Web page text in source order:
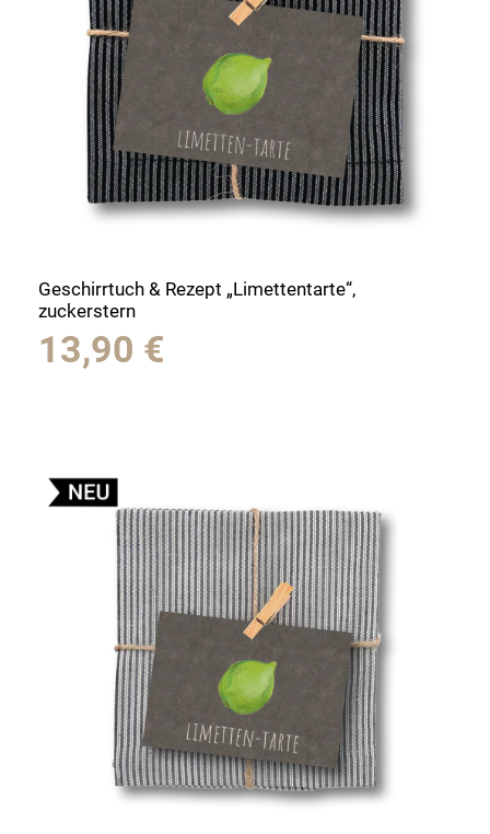
Geschirrtuch & Rezept „Limettentarte“,
zuckerstern
13,90 €